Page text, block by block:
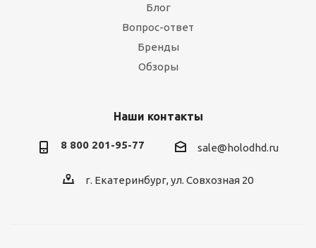
Блог
Вопрос-ответ
Бренды
Обзоры
Наши контакты
8 800 201-95-77 sale@holodhd.ru
г. Екатеринбург, ул. Совхозная 20